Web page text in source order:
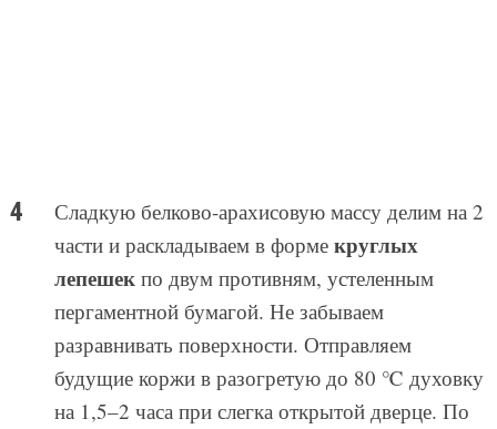
Сладкую белково-арахисовую массу делим на 2
части и раскладываем в форме круглых
лепешекпо двум противням, устеленным
пергаментной бумагой. Не забываем
разравнивать поверхности. Отправляем
будущие коржи в разогретую до 80 ℃ духовку
на 1,5–2 часа при слегка открытой дверце. По